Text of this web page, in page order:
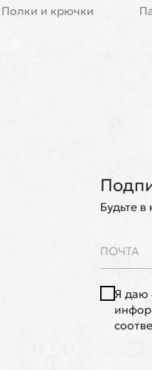
Полки и крючки
Будьте
Я даю